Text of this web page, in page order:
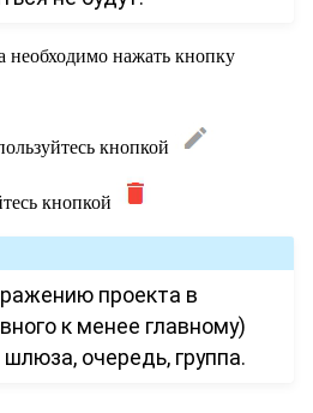
необходимо нажать кнопку
кнопкой
кнопкой
проекта в
к менее главному)
очередь, группа.